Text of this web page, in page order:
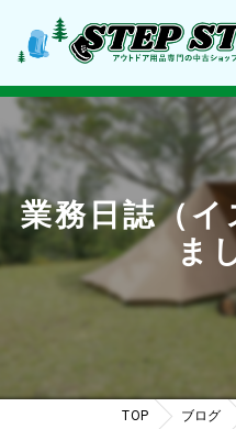
業務日誌（
ま
TOP ブログ